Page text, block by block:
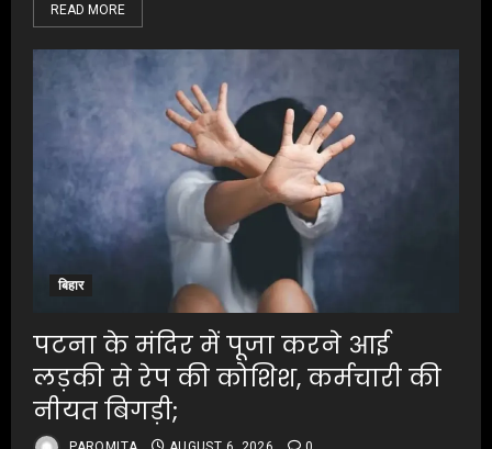
READ MORE
बिहार
पटना के मंदिर में पूजा करने आई
लड़की से रेप की कोशिश, कर्मचारी की
नीयत बिगड़ी;